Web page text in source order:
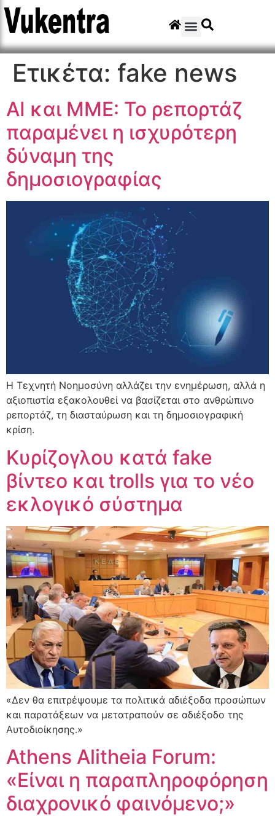
Ετικέτα: fake news
AI και ΜΜΕ: Το ρεπορτάζ
παραμένει η ισχυρότερη
δύναμη της
δημοσιογραφίας
Η Τεχνητή Νοημοσύνη αλλάζει την ενημέρωση, αλλά η
αξιοπιστία εξακολουθεί να βασίζεται στο ανθρώπινο
ρεπορτάζ, τη διασταύρωση και τη δημοσιογραφική
κρίση.
Κυρίζογλου κατά fake
βίντεο και trolls για το νέο
εκλογικό σύστημα
«Δεν θα επιτρέψουμε τα πολιτικά αδιέξοδα προσώπων
και παρατάξεων να μετατραπούν σε αδιέξοδο της
Αυτοδιοίκησης.»
Athens Alitheia Forum:
«Είναι η παραπληροφόρηση
διαχρονικό φαινόμενο;»